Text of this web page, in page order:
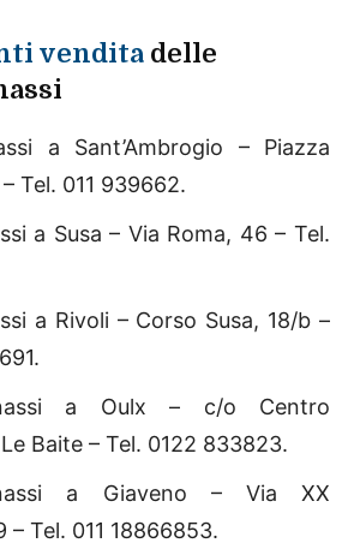
vendita delle
a Sant’Ambrogio – Piazza
Tel. 011 939662.
a Susa – Via Roma, 46 – Tel.
a Rivoli – Corso Susa, 18/b –
a Oulx – c/o Centro
Baite – Tel. 0122 833823.
a Giaveno – Via XX
– Tel. 011 18866853.